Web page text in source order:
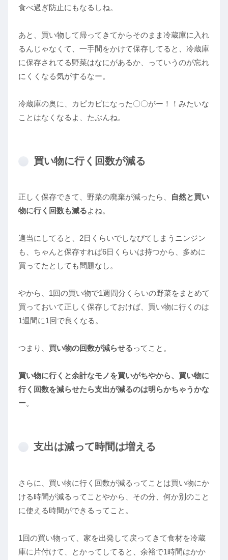
食べ過ぎ防止にもなるしね。
あと、買い物して帰ってきてからそのまま冷蔵庫に入れ
るんじゃなくて、一手間をかけて保存してると、冷蔵庫
に保存されてる野菜はなにがあるか、っていうのが忘れ
にくくなる気がするなー。
冷蔵庫の奥に、カピカピになった〇〇がー！！みたいな
ことはなくなるよ、たぶんね。
買い物に行く回数が減る
正しく保存できて、野菜の廃棄が減ったら、
自然と買い
物に行く回数も減るよね。
適当にしてると、2日くらいでしなびてしまうニンジン
も、ちゃんと保存すれば6日くらいは持つから、多めに
買ってたとしても問題なし。
やから、1回の買い物で1週間分くらいの野菜をまとめて
買っておいて正しく保存しておけば、買い物に行くのは
1週間に1回で良くなる。
つまり、 買い物の回数が減らせるってこと。
買い物に行くと余計なモノを買いがちやから、買い物に
行く回数を減らせたら支出が減るのは明らかちゃうかな
ー。
支出は減って時間は増える
さらに、買い物に行く回数が減るってことは買い物にか
ける時間が減るってことやから、その分、何か別のこと
に使える時間ができるってこと。
1回の買い物って、家を出発して戻ってきて食材を冷蔵
庫に片付けて、とかってしてると、余裕で1時間はかか